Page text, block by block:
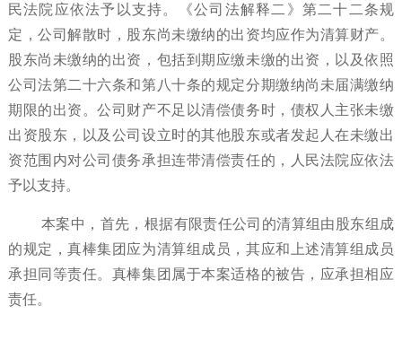
民法院应依法予以支持。《公司法解释二》第二十二条规
定，公司解散时，股东尚未缴纳的出资均应作为清算财产。
股东尚未缴纳的出资，包括到期应缴未缴的出资，以及依照
公司法第二十六条和第八十条的规定分期缴纳尚未届满缴纳
期限的出资。公司财产不足以清偿债务时，债权人主张未缴
出资股东，以及公司设立时的其他股东或者发起人在未缴出
资范围内对公司债务承担连带清偿责任的，人民法院应依法
予以支持。
本案中，首先，根据有限责任公司的清算组由股东组成
的规定，真棒集团应为清算组成员，其应和上述清算组成员
承担同等责任。真棒集团属于本案适格的被告，应承担相应
责任。